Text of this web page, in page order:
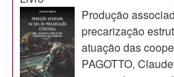
Produção
precarização
atuação das
PAGOTTO,